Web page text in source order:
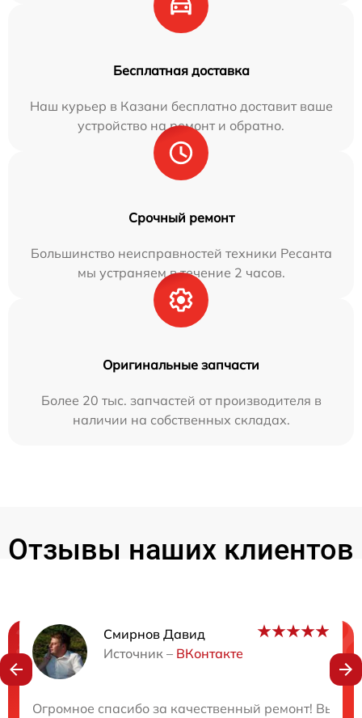
Бесплатная доставка
Наш курьер в Казани бесплатно доставит ваше
устройство на ремонт и обратно.
Срочный ремонт
Большинство неисправностей техники Ресанта
мы устраняем в течение 2 часов.
Оригинальные запчасти
Более 20 тыс. запчастей от производителя в
наличии на собственных складах.
Отзывы наших клиентов
Смирнов Давид
Источник – ВКонтакте
Огромное спасибо за качественный ремонт! Вы
Нужна консультация?